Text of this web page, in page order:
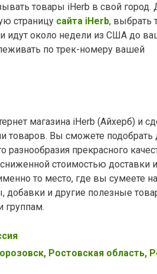
товары iHerb в свой город.
страницу сайта iHerb, выбрать
идут около недели из США до
по трек-номеру вашей
магазина iHerb (Айхерб) и
товаров. Вы сможете подобрать
разнообразия прекрасного
стоимостью доставки и
то место, где вы сумеете
и другие полезные
группам.
Ростовская область,